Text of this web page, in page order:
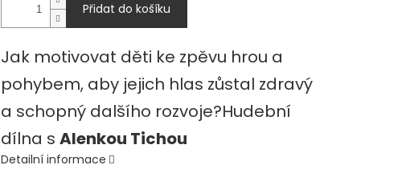
Přidat do košíku
Jak motivovat děti ke zpěvu hrou a
pohybem, aby jejich hlas zůstal zdravý
a schopný dalšího rozvoje?Hudební
dílna s Alenkou Tichou
Detailní informace